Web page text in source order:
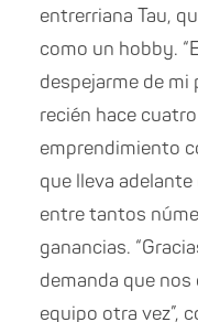
entrerriana Tau,
como un hobby.
despejarme de
recién hace
emprendimiento
que lleva
entre tantos
ganancias.
demanda que
equipo otra vez”,